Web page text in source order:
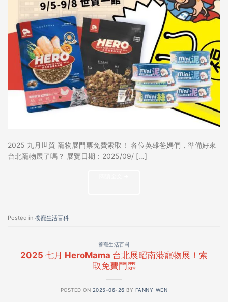
2025 九月世貿 寵物展門票免費索取！ 各位英雄爸媽們，準備好來
台北寵物展了嗎？ 展覽日期：2025/09/ […]
Posted in 養寵生活百科
養寵生活百科
2025 七月 HeroMama 台北展昭南港寵物展！索
取免費門票
POSTED ON 2025-06-26 BY FANNY_WEN